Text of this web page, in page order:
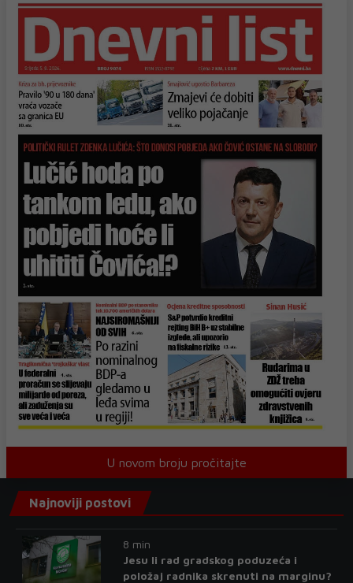
U novom broju pročitajte
Najnoviji postovi
8 min
Jesu li rad gradskog poduzeća i
položaj radnika skrenuti na marginu?